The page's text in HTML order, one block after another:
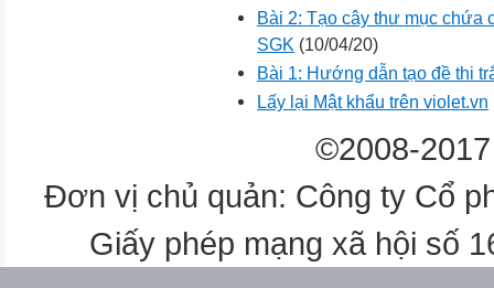
Bài 2: Tạo cây thư mục chứa
SGK (10/04/20)
Bài 1: Hướng dẫn tạo đề thi
Lấy lại Mật khẩu trên violet.vn
©2008-
Đơn vị chủ quản: Công ty Cổ
Giấy phép mạng xã hội số